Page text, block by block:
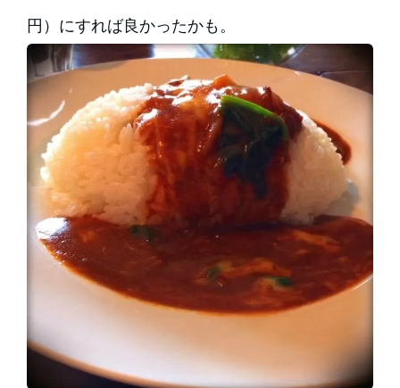
円）にすれば良かったかも。